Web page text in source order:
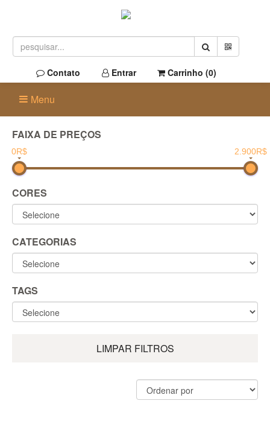
Contato Entrar Carrinho (0)
Menu
FAIXA DE PREÇOS
0R$ 2.900R$
CORES
CATEGORIAS
TAGS
LIMPAR FILTROS